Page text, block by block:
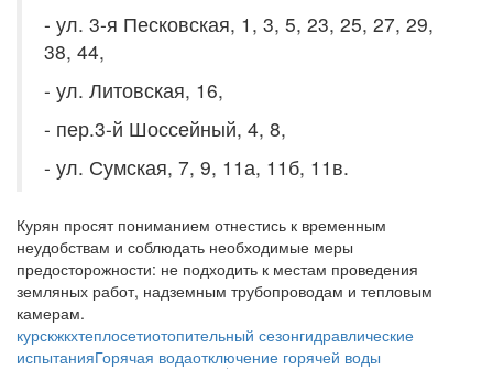
- ул. 3-я Песковская, 1, 3, 5, 23, 25, 27, 29,
38, 44,
- ул. Литовская, 16,
- пер.3-й Шоссейный, 4, 8,
- ул. Сумская, 7, 9, 11а, 11б, 11в.
Курян просят пониманием отнестись к временным
неудобствам и соблюдать необходимые меры
предосторожности: не подходить к местам проведения
земляных работ, надземным трубопроводам и тепловым
камерам.
курскжкхтеплосетиотопительный сезонгидравлические
испытанияГорячая водаотключение горячей воды